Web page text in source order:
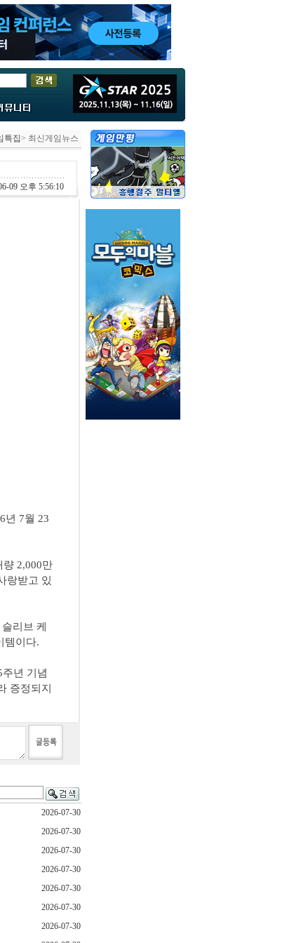
특집> 최신게임뉴스
09 오후 5:56:10
년 7월 23
량 2,000만
랑받고 있
리브 케
템이다.
년 기념
증정되지
2026-07-30
2026-07-30
2026-07-30
2026-07-30
2026-07-30
2026-07-30
2026-07-30